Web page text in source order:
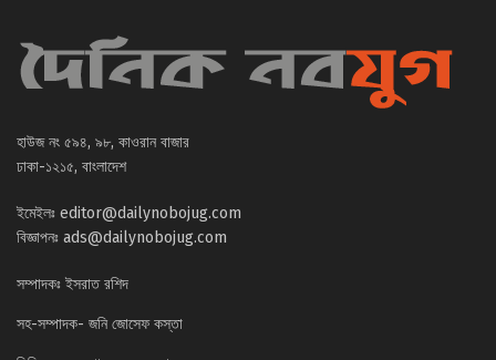
হাউজ নং ৫৯৪, ৯৮, কাওরান বাজার
ঢাকা-১২১৫, বাংলাদেশ
ইমেইলঃ editor@dailynobojug.com
বিজ্ঞাপনঃ ads@dailynobojug.com
সম্পাদকঃ ইসরাত রশিদ
সহ-সম্পাদক- জনি জোসেফ কস্তা